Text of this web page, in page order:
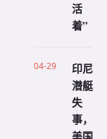
活
着”
04-29
印尼
潜艇
失
事，